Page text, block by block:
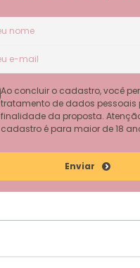
Enviar
Ao concluir o cadastro, você
tratamento de dados pessoais
finalidade da proposta.
cadastro é para maior de 18